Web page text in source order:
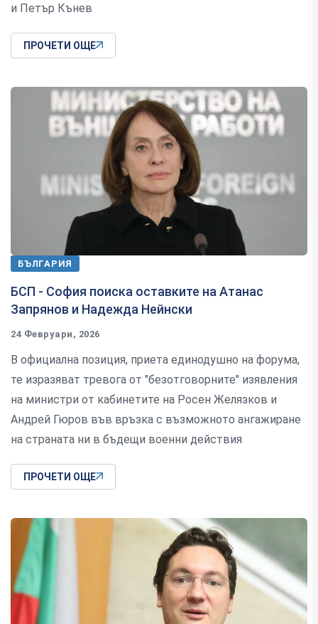
и Петър Кънев
ПРОЧЕТИ ОЩЕ
БЪЛГАРИЯ
БСП - София поиска оставките на Атанас
Запрянов и Надежда Нейнски
24 Февруари, 2026
В официална позиция, приета единодушно на форума,
те изразяват тревога от "безотговорните" изявления
на министри от кабинетите на Росен Желязков и
Андрей Гюров във връзка с възможното ангажиране
на страната ни в бъдещи военни действия
ПРОЧЕТИ ОЩЕ